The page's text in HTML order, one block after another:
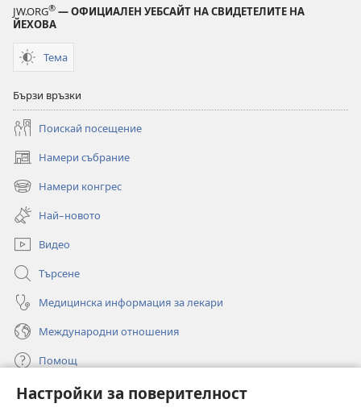
Настройки за поверителност
JW.ORG® — ОФИЦИАЛЕН УЕБСАЙТ НА СВИДЕТЕЛИТЕ НА
ЙЕХОВА
Тема
Бързи връзки
Поискай посещение
Намери събрание
(отваря
нов
прозорец)
Намери конгрес
(отваря
нов
прозорец)
Най–новото
Видео
Търсене
Медицинска информация за лекари
Международни отношения
Помощ
Дарения